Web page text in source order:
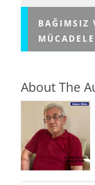
BAĞIMSIZ
About The